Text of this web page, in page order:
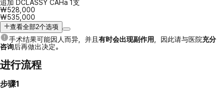
追加 DCLASSY CAHa 1支
₩528,000
₩535,000
查看全部2个选项
手术结果可能因人而异，并且 有时会出现副作用 ，因此请与医院充分
咨询后再做出决定。
进行流程
步骤1